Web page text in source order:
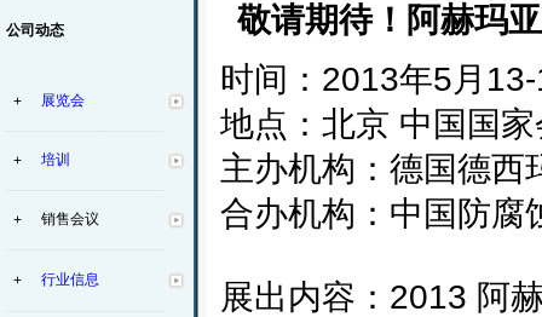
公司动态
+ 展览会
+ 培训
+ 销售会议
+ 行业信息
敬请期待！阿赫玛
时间：2013年5月
地点：北京 中国国
主办机构：德国德
合办机构：中国防腐
展出内容：2013 阿